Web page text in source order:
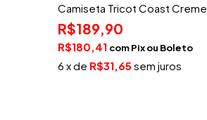
Camiseta Tricot Coast Creme
R$189,90
R$180,41 comPix
6 x de R$31,65 sem juros